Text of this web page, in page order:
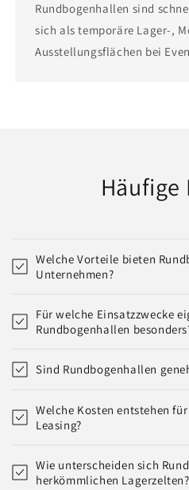
Rundbogenhallen sind
sich als temporäre Lager-,
Ausstellungsflächen bei
Häufige
Welche Vorteile bieten
Unternehmen?
Für welche Einsatzzwecke
Rundbogenhallen
Sind Rundbogenhallen
Welche Kosten entstehen
Leasing?
Wie unterscheiden sich
herkömmlichen Lagerzelten?